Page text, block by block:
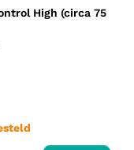
High (circa 75